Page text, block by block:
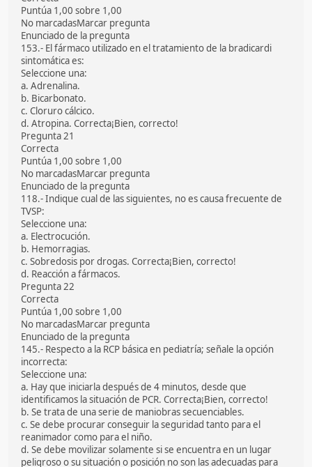
Puntúa 1,00 sobre 1,00
No marcadasMarcar pregunta
Enunciado de la pregunta
153.- El fármaco utilizado en el tratamiento de la bradicardi
sintomática es:
Seleccione una:
a. Adrenalina.
b. Bicarbonato.
c. Cloruro cálcico.
d. Atropina. Correcta¡Bien, correcto!
Pregunta 21
Correcta
Puntúa 1,00 sobre 1,00
No marcadasMarcar pregunta
Enunciado de la pregunta
118.- Indique cual de las siguientes, no es causa frecuente de
TVSP:
Seleccione una:
a. Electrocución.
b. Hemorragias.
c. Sobredosis por drogas. Correcta¡Bien, correcto!
d. Reacción a fármacos.
Pregunta 22
Correcta
Puntúa 1,00 sobre 1,00
No marcadasMarcar pregunta
Enunciado de la pregunta
145.- Respecto a la RCP básica en pediatría; señale la opción
incorrecta:
Seleccione una:
a. Hay que iniciarla después de 4 minutos, desde que
identificamos la situación de PCR. Correcta¡Bien, correcto!
b. Se trata de una serie de maniobras secuenciables.
c. Se debe procurar conseguir la seguridad tanto para el
reanimador como para el niño.
d. Se debe movilizar solamente si se encuentra en un lugar
peligroso o su situación o posición no son las adecuadas para